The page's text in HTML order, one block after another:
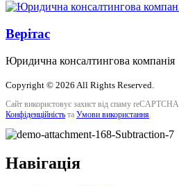
Верітас
Юридична консалтингова компанія
Copyright © 2026 All Rights Reserved.
Сайт використовує захист від спаму reCAPTCHA.
Конфіденційність та Умови використання
Навігація